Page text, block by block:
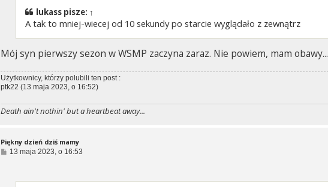
lukasspisze: ↑
A tak to mniej-wiecej od 10 sekundy po starcie wyglądało z zewnątrz
Mój syn pierwszy sezon w WSMP zaczyna zaraz. Nie powiem, mam obawy...
Użytkownicy, którzy polubili ten post :
ptk22 (13 maja 2023, o 16:52)
Death ain't nothin' but a heartbeat away...
Piękny dzień dziś mamy
P13 maja 2023, o 16:53